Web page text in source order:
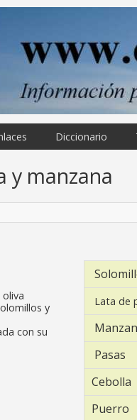
Diccionario
y manzana
Lata de
Pasas
Cebolla
Puerro
y
con su